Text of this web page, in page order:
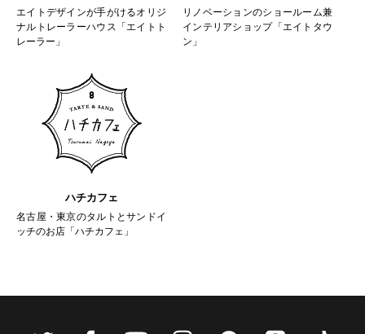
エイトデザインが手がけるオリジ
ナルトレーラーハウス「エイトト
レーラー」
リノベーションのショールーム兼
インテリアショップ「エイトタウ
ン」
ハチカフェ
名古屋・東京のタルトとサンドイ
ッチのお店「ハチカフェ」